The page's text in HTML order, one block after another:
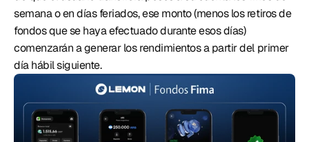
semana o en días feriados, ese monto (menos los retiros de
fondos que se haya efectuado durante esos días)
comenzarán a generar los rendimientos a partir del primer
día hábil siguiente.